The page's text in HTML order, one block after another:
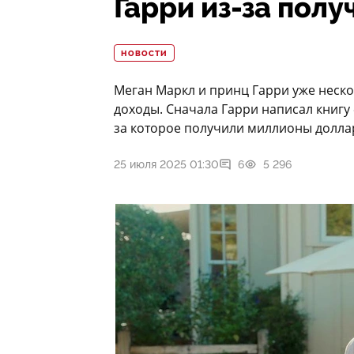
Гарри из-за
НОВОСТИ
Меган Маркл и принц Гарри уже
доходы. Сначала Гарри написал
за которое получили миллионы
25 июля 2025 01:30 6 5 296